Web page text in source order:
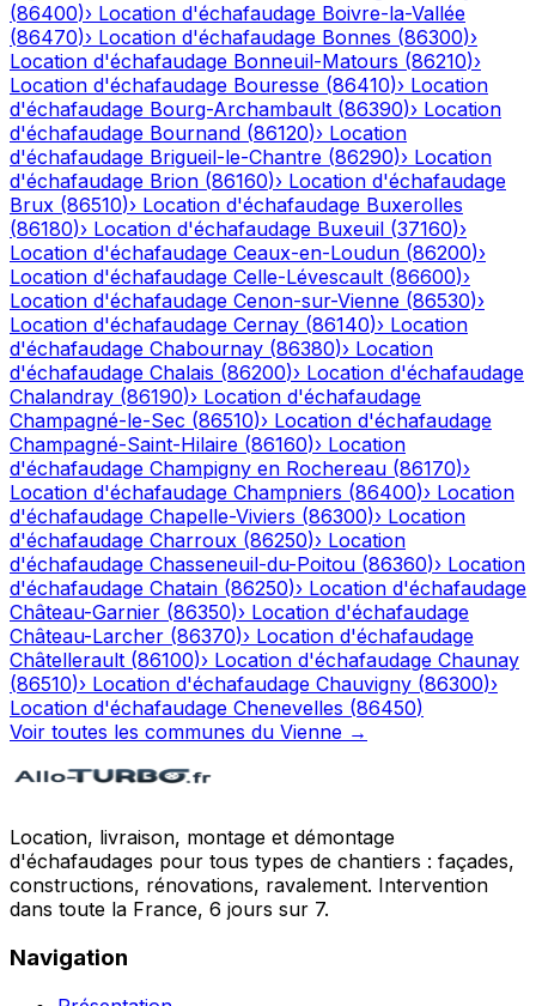
(86400)› Location d'échafaudage Boivre-la-Vallée
(86470)› Location d'échafaudage Bonnes (86300)›
Location d'échafaudage Bonneuil-Matours (86210)›
Location d'échafaudage Bouresse (86410)› Location
d'échafaudage Bourg-Archambault (86390)› Location
d'échafaudage Bournand (86120)› Location
d'échafaudage Brigueil-le-Chantre (86290)› Location
d'échafaudage Brion (86160)› Location d'échafaudage
Brux (86510)› Location d'échafaudage Buxerolles
(86180)› Location d'échafaudage Buxeuil (37160)›
Location d'échafaudage Ceaux-en-Loudun (86200)›
Location d'échafaudage Celle-Lévescault (86600)›
Location d'échafaudage Cenon-sur-Vienne (86530)›
Location d'échafaudage Cernay (86140)› Location
d'échafaudage Chabournay (86380)› Location
d'échafaudage Chalais (86200)› Location d'échafaudage
Chalandray (86190)› Location d'échafaudage
Champagné-le-Sec (86510)› Location d'échafaudage
Champagné-Saint-Hilaire (86160)› Location
d'échafaudage Champigny en Rochereau (86170)›
Location d'échafaudage Champniers (86400)› Location
d'échafaudage Chapelle-Viviers (86300)› Location
d'échafaudage Charroux (86250)› Location
d'échafaudage Chasseneuil-du-Poitou (86360)› Location
d'échafaudage Chatain (86250)› Location d'échafaudage
Château-Garnier (86350)› Location d'échafaudage
Château-Larcher (86370)› Location d'échafaudage
Châtellerault (86100)› Location d'échafaudage Chaunay
(86510)› Location d'échafaudage Chauvigny (86300)›
Location d'échafaudage Chenevelles (86450)
Voir toutes les communes du Vienne →
Location, livraison, montage et démontage
d'échafaudages pour tous types de chantiers : façades,
constructions, rénovations, ravalement. Intervention
dans toute la France, 6 jours sur 7.
Navigation